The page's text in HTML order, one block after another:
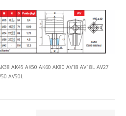
AK45 AK50 AK60 AK80 AV18 AV18L AV27
AV50L